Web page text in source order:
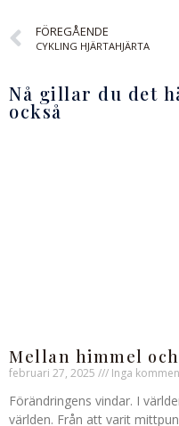
FÖREGÅENDE
CYKLING HJÄRTAHJÄRTA
Nå gillar du det
också
Mellan himmel
februari 27, 2025 Inga
Förändringens vindar. I
världen. Från att varit